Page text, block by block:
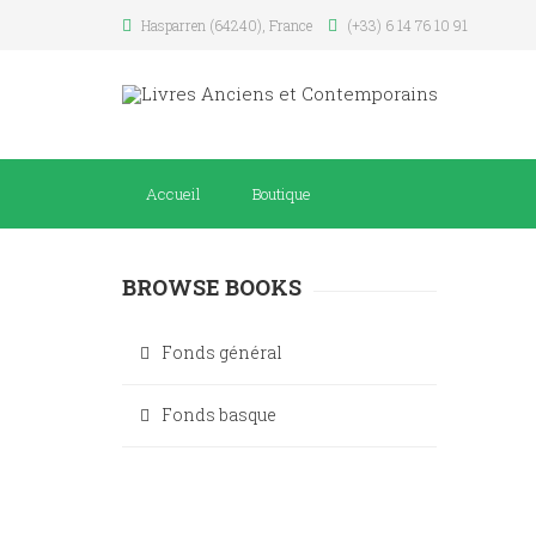
Hasparren (64240), France (+33) 6 14 76 10 91
Accueil Boutique
BROWSE BOOKS
Fonds général
Fonds basque